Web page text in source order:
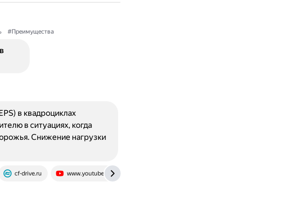
#Преимущества
cf-drive.ru www.youtube.com
в квадроциклах
в ситуациях, когда
Снижение нагрузки